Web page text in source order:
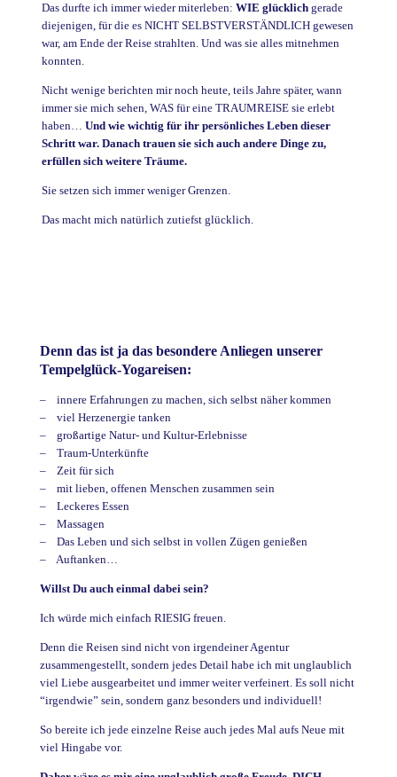
Das durfte ich immer wieder miterleben: WIE glücklichgerade
diejenigen, für die es NICHT SELBSTVERSTÄNDLICH gewesen
war, am Ende der Reise strahlten. Und was sie alles mitnehmen
konnten.
Nicht wenige berichten mir noch heute, teils Jahre später, wann
immer sie mich sehen, WAS für eine TRAUMREISE sie erlebt
haben… Und wie wichtig für ihr persönliches Leben dieser
Schritt war. Danach trauen sie sich auch andere Dinge zu,
erfüllen sich weitere Träume.
Sie setzen sich immer weniger Grenzen.
Das macht mich natürlich zutiefst glücklich.
Denn das ist ja das besondere Anliegen unserer
Tempelglück-Yogareisen:
– innere Erfahrungen zu machen, sich selbst näher kommen
– viel Herzenergie tanken
– großartige Natur- und Kultur-Erlebnisse
– Traum-Unterkünfte
– Zeit für sich
– mit lieben, offenen Menschen zusammen sein
– Leckeres Essen
– Massagen
– Das Leben und sich selbst in vollen Zügen genießen
– Auftanken…
Willst Du auch einmal dabei sein?
Ich würde mich einfach RIESIG freuen.
Denn die Reisen sind nicht von irgendeiner Agentur
zusammengestellt, sondern jedes Detail habe ich mit unglaublich
viel Liebe ausgearbeitet und immer weiter verfeinert. Es soll nicht
“irgendwie” sein, sondern ganz besonders und individuell!
So bereite ich jede einzelne Reise auch jedes Mal aufs Neue mit
viel Hingabe vor.